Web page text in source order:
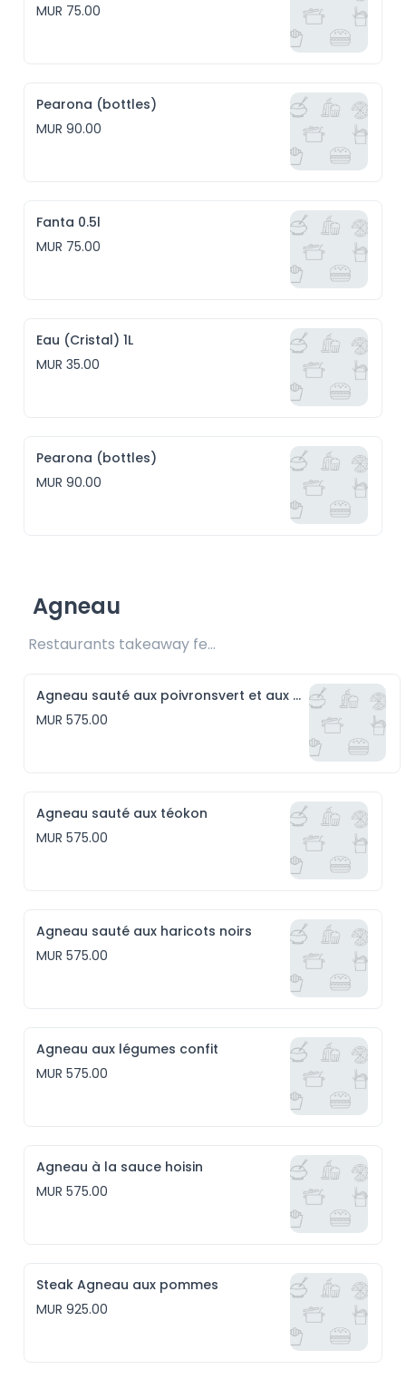
MUR 75.00
Pearona (bottles)
MUR 90.00
Fanta 0.5l
MUR 75.00
Eau (Cristal) 1L
MUR 35.00
Pearona (bottles)
MUR 90.00
Agneau
Restaurants takeaway fee Rs25 included
Agneau sauté aux poivronsvert et aux piments rouge
MUR 575.00
Agneau sauté aux téokon
MUR 575.00
Agneau sauté aux haricots noirs
MUR 575.00
Agneau aux légumes confit
MUR 575.00
Agneau à la sauce hoisin
MUR 575.00
Steak Agneau aux pommes
MUR 925.00